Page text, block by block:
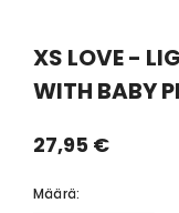
XS LOVE -
WITH BABY
27,95 €
Määrä: